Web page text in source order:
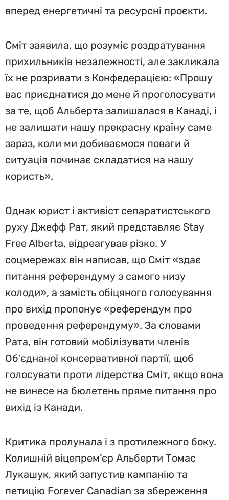
вперед енергетичні та ресурсні проєкти.
Сміт заявила, що розуміє роздратування
прихильників незалежності, але закликала
їх не розривати з Конфедерацією: «Прошу
вас приєднатися до мене й проголосувати
за те, щоб Альберта залишалася в Канаді, і
не залишати нашу прекрасну країну саме
зараз, коли ми добиваємося поваги й
ситуація починає складатися на нашу
користь».
Однак юрист і активіст сепаратистського
руху Джефф Рат, який представляє Stay
Free Alberta, відреагував різко. У
соцмережах він написав, що Сміт «здає
питання референдуму з самого низу
колоди», а замість обіцяного голосування
про вихід пропонує «референдум про
проведення референдуму». За словами
Рата, він готовий мобілізувати членів
Об’єднаної консервативної партії, щоб
голосувати проти лідерства Сміт, якщо вона
не винесе на бюлетень пряме питання про
вихід із Канади.
Критика пролунала і з протилежного боку.
Колишній віцепрем’єр Альберти Томас
Лукашук, який запустив кампанію та
петицію Forever Canadian за збереження